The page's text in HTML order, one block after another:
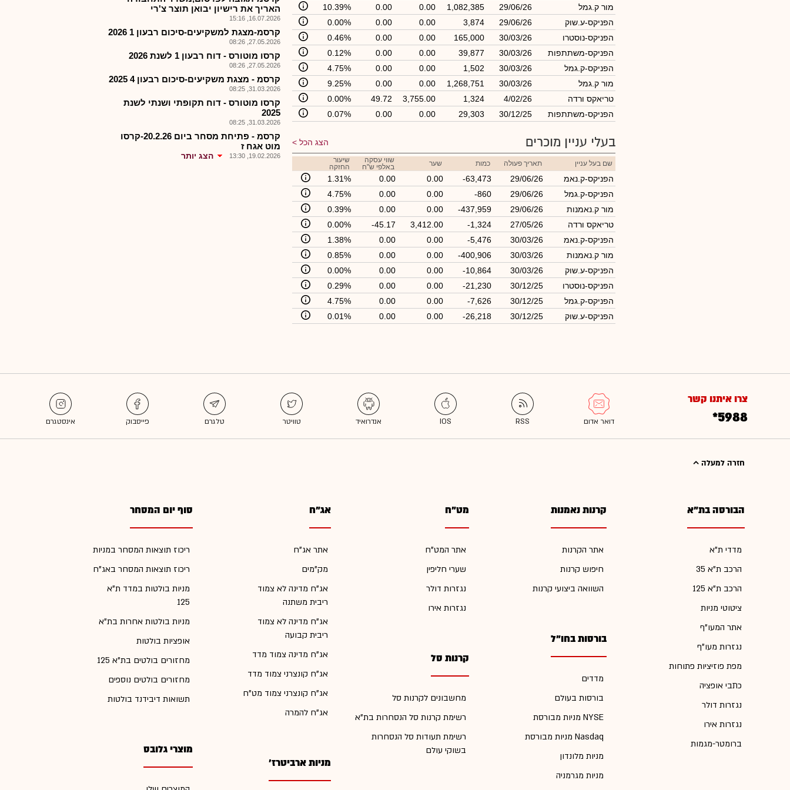
מור ק.גמל
29/06/26
1,082,385
0.00
0.00
10.39%
הפניקס-ע.שוק
29/06/26
3,874
0.00
0.00
0.00%
הפניקס-נוסטרו
30/03/26
165,000
0.00
0.00
0.46%
הפניקס-משתתפות
30/03/26
39,877
0.00
0.00
0.12%
הפניקס-ק.גמל
30/03/26
1,502
0.00
0.00
4.75%
מור ק.גמל
30/03/26
1,268,751
0.00
0.00
9.25%
טריאקס ורדה
4/02/26
1,324
3,755.00
49.72
0.00%
הפניקס-משתתפות
30/12/25
29,303
0.00
0.00
0.07%
בעלי עניין מוכרים הצג הכל
שם בעל עניין תאריך פעולה כמות שער
שווי עסקה
באלפי ש"ח
שיעור
החזקה
הפניקס-ק.נאמ 29/06/26
-63,473
0.00
0.00
1.31%
הפניקס-ק.גמל
29/06/26
-860
0.00
0.00
4.75%
מור ק.נאמנות
29/06/26
-437,959
0.00
0.00
0.39%
טריאקס ורדה
27/05/26
-1,324
3,412.00
-45.17
0.00%
הפניקס-ק.נאמ
30/03/26
-5,476
0.00
0.00
1.38%
מור ק.נאמנות
30/03/26
-400,906
0.00
0.00
0.85%
הפניקס-ע.שוק
30/03/26
-10,864
0.00
0.00
0.00%
הפניקס-נוסטרו
30/12/25
-21,230
0.00
0.00
0.29%
הפניקס-ק.גמל
30/12/25
-7,626
0.00
0.00
4.75%
הפניקס-ע.שוק
30/12/25
-26,218
0.00
0.00
0.01%
האריך את רישיון יבואן תוצר צ'רי
16.07.2026, 15:16
קרסמ-מצגת למשקיעים-סיכום רבעון 1 2026
27.05.2026, 08:26
קרסו מוטורס - דוח רבעון 1 לשנת 2026
27.05.2026, 08:26
קרסמ - מצגת משקיעים-סיכום רבעון 4 2025
31.03.2026, 08:25
קרסו מוטורס - דוח תקופתי ושנתי לשנת
2025
31.03.2026, 08:25
קרסמ - פתיחת מסחר ביום 20.2.26-קרסו
מוט אגח ז
19.02.2026, 13:30 הצג יותר
צרו איתנו קשר
*5988
חזרה למעלה
הבורסה בת"א
מדדי ת"א
הרכב ת"א 35
הרכב ת"א 125
ציטוטי מניות
אתר המעו"ף
נגזרות מעו"ף
מפת פוזיציות פתוחות
כתבי אופציה
נגזרות דולר
נגזרות אירו
ברומטר-מגמות
קרנות נאמנות
אתר הקרנות
חיפוש קרנות
השוואה ביצועי קרנות
בורסות בחו"ל
מדדים
בורסות בעולם
מניות מבורסת NYSE
מניות מבורסת Nasdaq
מניות מלונדון
מניות מגרמניה
מט"ח
אתר המט"ח
שערי חליפין
נגזרות דולר
נגזרות אירו
קרנות סל
מחשבונים לקרנות סל
רשימת קרנות סל הנסחרות בת"א
רשימת תעודות סל הנסחרות
בשוקי עולם
אג"ח
אתר אג"ח
מק"מים
אג"ח מדינה לא צמוד
ריבית משתנה
אג"ח מדינה לא צמוד
ריבית קבועה
אג"ח מדינה צמוד מדד
אג"ח קונצרני צמוד מדד
אג"ח קונצרני צמוד מט"ח
אג"ח להמרה
מניות ארביטרז'
סוף יום המסחר
ריכוז תוצאות המסחר במניות
ריכוז תוצאות המסחר באג"ח
מניות בולטות במדד ת"א
125
מניות בולטות אחרות בת"א
אופציות בולטות
מחזורים בולטים בת"א 125
מחזורים בולטים נוספים
תשואות דיבידנד בולטות
מוצרי גלובס